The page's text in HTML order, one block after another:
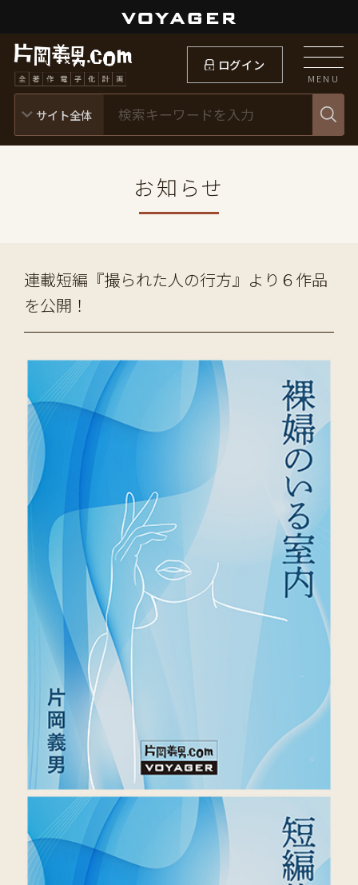
ログイン
MENU
お知らせ
連載短編『撮られた人の行方』より６作品
を公開！